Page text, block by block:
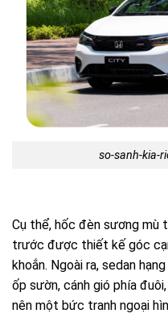
so-sanh-kia-
Cụ thể, hốc đèn sương mù
trước được thiết kế góc
khoắn. Ngoài ra, sedan
ốp sườn, cánh gió phía
nên một bức tranh ngoại